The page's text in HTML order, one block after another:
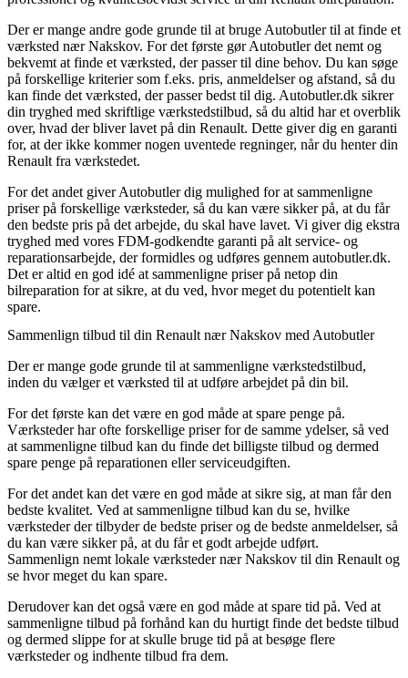
Der er mange andre gode grunde til at bruge Autobutler til at finde et
værksted nær Nakskov. For det første gør Autobutler det nemt og
bekvemt at finde et værksted, der passer til dine behov. Du kan søge
på forskellige kriterier som f.eks. pris, anmeldelser og afstand, så du
kan finde det værksted, der passer bedst til dig. Autobutler.dk sikrer
din tryghed med skriftlige værkstedstilbud, så du altid har et overblik
over, hvad der bliver lavet på din Renault. Dette giver dig en garanti
for, at der ikke kommer nogen uventede regninger, når du henter din
Renault fra værkstedet.
For det andet giver Autobutler dig mulighed for at sammenligne
priser på forskellige værksteder, så du kan være sikker på, at du får
den bedste pris på det arbejde, du skal have lavet. Vi giver dig ekstra
tryghed med vores FDM-godkendte garanti på alt service- og
reparationsarbejde, der formidles og udføres gennem autobutler.dk.
Det er altid en god idé at sammenligne priser på netop din
bilreparation for at sikre, at du ved, hvor meget du potentielt kan
spare.
Sammenlign tilbud til din Renault nær Nakskov med Autobutler
Der er mange gode grunde til at sammenligne værkstedstilbud,
inden du vælger et værksted til at udføre arbejdet på din bil.
For det første kan det være en god måde at spare penge på.
Værksteder har ofte forskellige priser for de samme ydelser, så ved
at sammenligne tilbud kan du finde det billigste tilbud og dermed
spare penge på reparationen eller serviceudgiften.
For det andet kan det være en god måde at sikre sig, at man får den
bedste kvalitet. Ved at sammenligne tilbud kan du se, hvilke
værksteder der tilbyder de bedste priser og de bedste anmeldelser, så
du kan være sikker på, at du får et godt arbejde udført.
Sammenlign nemt lokale værksteder nær Nakskov til din Renault og
se hvor meget du kan spare.
Derudover kan det også være en god måde at spare tid på. Ved at
sammenligne tilbud på forhånd kan du hurtigt finde det bedste tilbud
og dermed slippe for at skulle bruge tid på at besøge flere
værksteder og indhente tilbud fra dem.